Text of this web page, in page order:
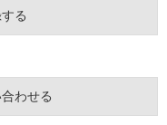
る
わせる